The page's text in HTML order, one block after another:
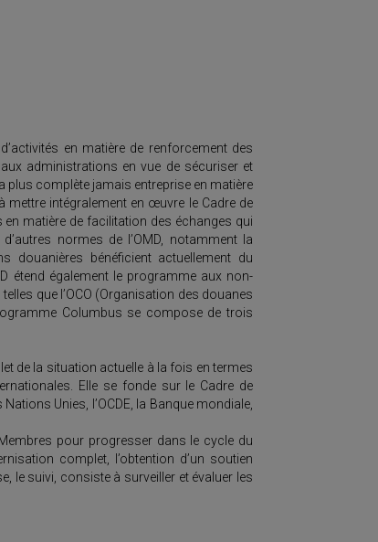
en matière de renforcement des
administrations en vue de sécuriser et
plus complète jamais entreprise en matière
mettre intégralement en œuvre le Cadre de
matière de facilitation des échanges qui
normes de l’OMD, notamment la
douanières bénéficient actuellement du
étend également le programme aux non-
que l’OCO (Organisation des douanes
Columbus se compose de trois
de la situation actuelle à la fois en termes
Elle se fonde sur le Cadre de
Unies, l’OCDE, la Banque mondiale,
pour progresser dans le cycle du
complet, l’obtention d’un soutien
le suivi, consiste à surveiller et évaluer les